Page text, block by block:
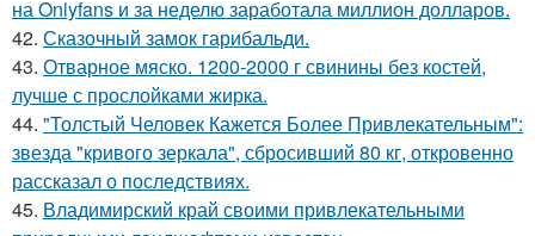
на Onlyfans и за неделю заработала миллион долларов.
42. Сказочный замок гарибальди.
43. Отварное мяско. 1200-2000 г свинины без костей,
лучше с прослойками жирка.
44. "Толстый Человек Кажется Более Привлекательным":
звезда "кривого зеркала", сбросивший 80 кг, откровенно
рассказал о последствиях.
45. Владимирский край своими привлекательными